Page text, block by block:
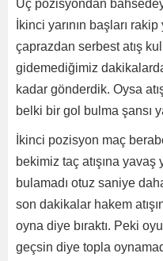
Üç pozisyondan
İkinci yarının başları rakip
çaprazdan serbest atış
gidemediğimiz
kadar gönderdik. Oysa
belki bir gol bulma şansı
İkinci pozisyon maç
bekimiz taç atışına
bulamadı otuz saniye
son dakikalar hakem
oyna diye bıraktı. Peki
geçsin diye topla